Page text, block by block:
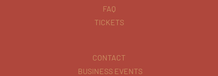
FAQ
TICKETS
CONTACT
BUSINESS EVENTS